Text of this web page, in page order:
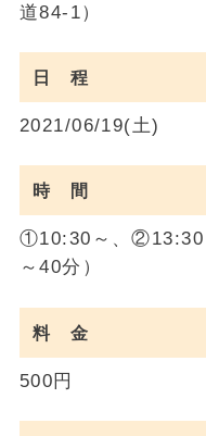
道84-1）
日 程
2021/06/19(土)
時 間
①10:30～、②13:30
～40分）
料 金
500円